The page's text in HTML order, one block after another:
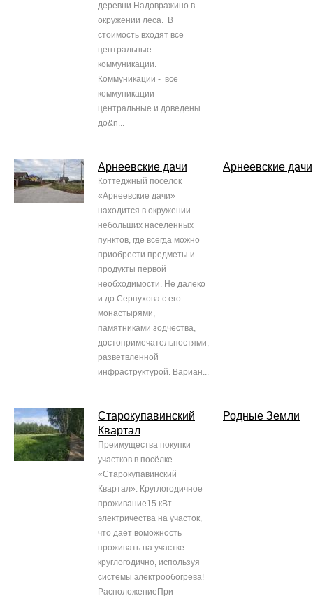
деревни Надовражино в
окружении леса. В
стоимость входят все
центральные
коммуникации.
Коммуникации - все
коммуникации
центральные и доведены
до&n...
Арнеевские дачи
Коттеджный поселок
«Арнеевские дачи»
находится в окружении
небольших населенных
пунктов, где всегда можно
приобрести предметы и
продукты первой
необходимости. Не далеко
и до Серпухова с его
монастырями,
памятниками зодчества,
достопримечательностями,
разветвленной
инфраструктурой. Вариан...
Арнеевские дачи
Старокупавинский
Квартал
Преимущества покупки
участков в посёлке
«Старокупавинский
Квартал»: Круглогодичное
проживание15 кВт
электричества на участок,
что дает воможность
проживать на участке
круглогодично, используя
системы электрообогрева!
РасположениеПри
Родные Земли